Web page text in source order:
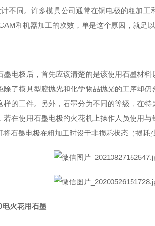
不同。许多模具公司通常在铜电极的粗加
和机器加工的次数，单是这个原因，就足
墨电极后，首先应该清楚的是该使用石墨材
除了模具型腔抛光和化学物品抛光的工序却
样的工件。另外，石墨分为不同的等级，在
在使用石墨电极的火花机上操作人员使用与
石墨电极在粗加工时设于非损耗状态（损耗
电火花用石墨